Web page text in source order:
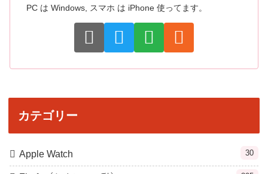
PC は Windows, スマホ は iPhone 使ってます。
カテゴリー
Apple Watch 30